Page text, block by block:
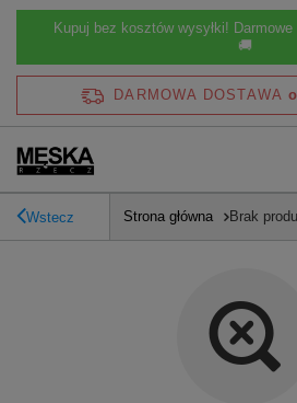
Kupuj bez kosztów wysyłki!
🚚
DARMOWA DOSTAWA
Wstecz Strona główna Brak